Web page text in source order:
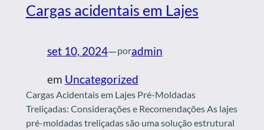
Cargas acidentais em Lajes
set 10, 2024—poradmin
em Uncategorized
Cargas Acidentais em Lajes Pré-Moldadas
Treliçadas: Considerações e Recomendações As lajes
pré-moldadas treliçadas são uma solução estrutural